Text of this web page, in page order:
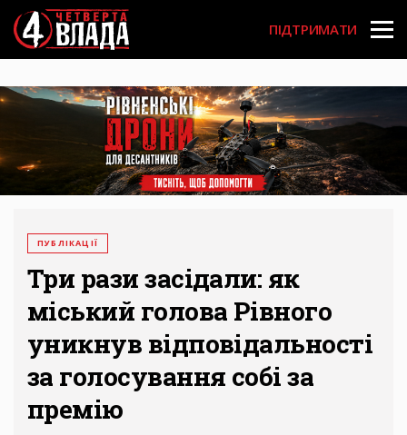
Перейти
до
основного
вмісту
User
account
menu
ПІДТРИМАТИ
ПУБЛІКАЦІЇ
Три рази засідали: як
міський голова Рівного
уникнув відповідальності
за голосування собі за
премію